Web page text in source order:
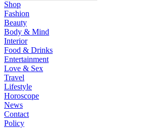
Shop
Fashion
Beauty
Body & Mind
Interior
Food & Drinks
Entertainment
Love & Sex
Travel
Lifestyle
Horoscope
News
Contact
Policy